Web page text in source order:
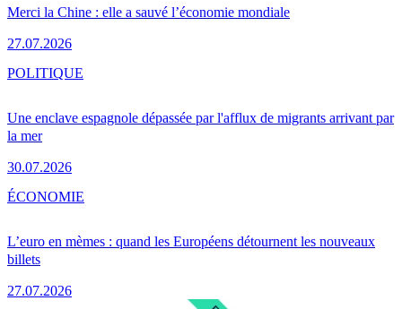
Merci la Chine : elle a sauvé l’économie mondiale
27.07.2026
Une enclave espagnole dépassée par l'afflux de migrants arrivant par
la mer
30.07.2026
POLITIQUE
L’euro en mèmes : quand les Européens détournent les nouveaux
billets
27.07.2026
ÉCONOMIE